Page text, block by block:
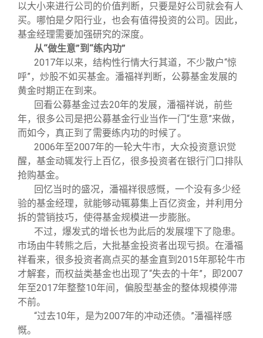
以大小来进行公司的价值判断，只要是好公司就会有人
买。哪怕是夕阳行业，也会有值得投资的公司。因此，
基金经理需要加强研究的深度。
从“做生意”到“练内功”
2017年以来，结构性行情大行其道，不少散户“惊
呼”，炒股不如买基金。潘福祥判断，公募基金发展的
黄金时期正在到来。
回看公募基金过去20年的发展，潘福祥说，前些
年，很多公司是把公募基金行业当作一门“生意”来做，
而如今，真正到了需要练内功的时候了。
2006年至2007年的一轮大牛市，大众投资意识觉
醒，基金动辄发行上百亿，很多投资者在银行门口排队
抢购基金。
回忆当时的盛况，潘福祥很感慨，一个没有多少经
验的基金经理，就能够动辄募集上百亿资金，并利用分
拆的营销技巧，使得基金规模进一步膨胀。
不过，爆发式的增长也为此后的发展埋下了隐患。
市场由牛转熊之后，大批基金投资者出现亏损。在潘福
祥看来，很多投资者高点买的基金直到2015年那轮牛市
才解套，而权益类基金也出现了“失去的十年”，即2007
年至2017年整整10年间，偏股型基金的整体规模停滞
不前。
“过去10年，是为2007年的冲动还债。”潘福祥感
慨。